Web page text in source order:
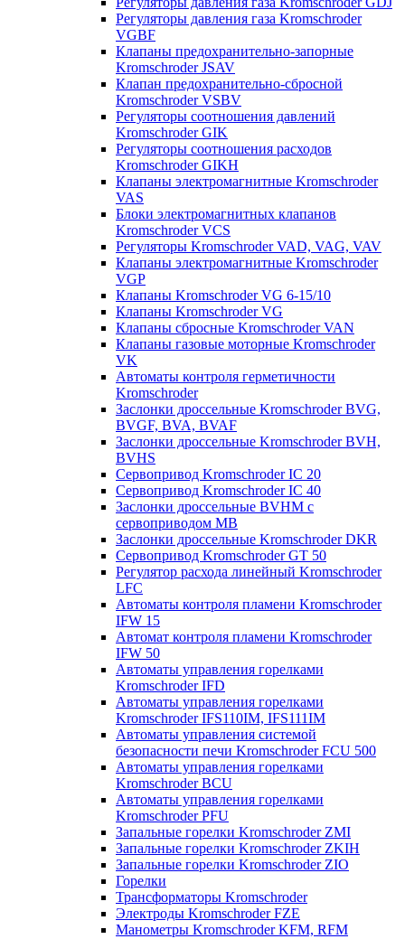
Регуляторы давления газа Kromschroder
VGBF
Клапаны предохранительно-запорные
Kromschroder JSAV
Клапан предохранительно-сбросной
Kromschroder VSBV
Регуляторы соотношения давлений
Kromschroder GIK
Регуляторы соотношения расходов
Kromschroder GIKH
Клапаны электромагнитные Kromschroder
VAS
Блоки электромагнитных клапанов
Kromschroder VCS
Регуляторы Kromschroder VAD, VAG, VAV
Клапаны электромагнитные Kromschroder
VGP
Клапаны Kromschroder VG 6-15/10
Клапаны Kromschroder VG
Клапаны сбросные Kromschroder VAN
Клапаны газовые моторные Kromschroder
VK
Автоматы контроля герметичности
Kromschroder
Заслонки дроссельные Kromschroder BVG,
BVGF, BVA, BVAF
Заслонки дроссельные Kromschroder BVH,
BVHS
Сервопривод Kromschroder IC 20
Сервопривод Kromschroder IC 40
Заслонки дроссельные BVHM с
сервоприводом МВ
Заслонки дроссельные Kromschroder DKR
Cервопривод Kromschroder GT 50
Регулятор расхода линейный Kromschroder
LFC
Автоматы контроля пламени Kromschroder
IFW 15
Автомат контроля пламени Kromschroder
IFW 50
Автоматы управления горелками
Kromschroder IFD
Автоматы управления горелками
Kromschroder IFS110IM, IFS111IM
Автоматы управления системой
безопасности печи Kromschroder FCU 500
Автоматы управления горелками
Kromschroder BCU
Автоматы управления горелками
Kromschroder PFU
Запальные горелки Kromschroder ZМI
Запальные горелки Kromschroder ZKIH
Запальные горелки Kromschroder ZIO
Горелки
Трансформаторы Kromschroder
Электроды Kromschroder FZE
Манометры Kromschroder KFM, RFM